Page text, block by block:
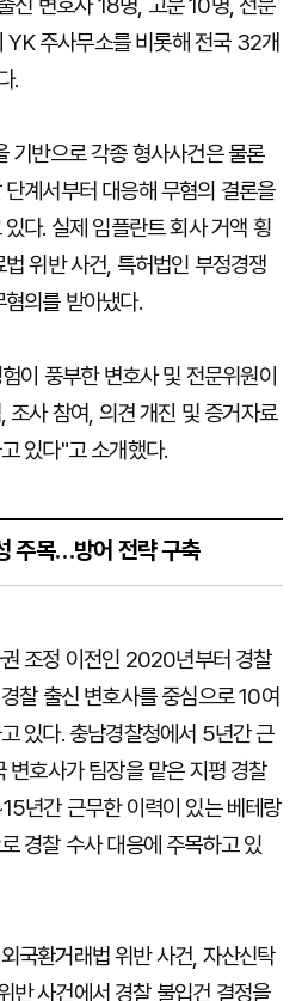
주사무소를 비롯해 전국 32개
.
기반으로 각종 형사사건은 물론
계서부터 대응해 무혐의 결론을
다. 실제 임플란트 회사 거액 횡
위반 사건, 특허법인 부정경쟁
의를 받아냈다.
이 풍부한 변호사 및 전문위원이
조사 참여, 의견 개진 및 증거자료
있다"고 소개했다.
주목…방어 전략 구축
조정 이전인 2020년부터 경찰
찰 출신 변호사를 중심으로 10여
있다. 충남경찰청에서 5년간 근
변호사가 팀장을 맡은 지평 경찰
년간 근무한 이력이 있는 베테랑
경찰 수사 대응에 주목하고 있
국환거래법 위반 사건, 자산신탁
반 사건에서 경찰 불입건 결정을